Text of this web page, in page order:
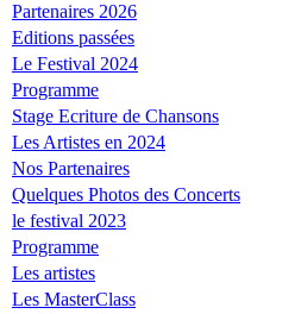
Partenaires 2026
Editions passées
Le Festival 2024
Programme
Stage Ecriture de Chansons
Les Artistes en 2024
Nos Partenaires
Quelques Photos des Concerts
le festival 2023
Programme
Les artistes
Les MasterClass